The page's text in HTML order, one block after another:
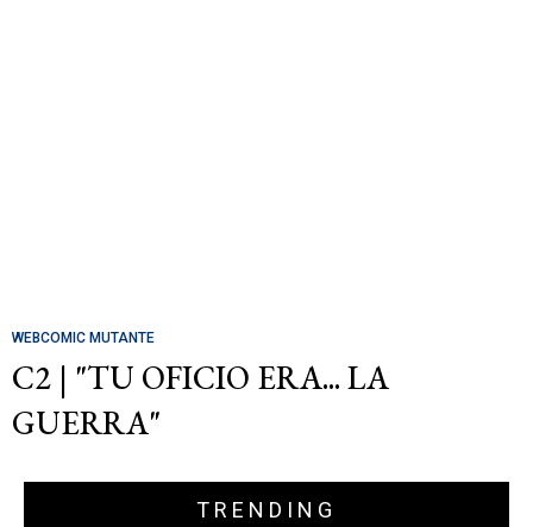
WEBCOMIC MUTANTE
C2 | "TU OFICIO ERA... LA
GUERRA"
TRENDING